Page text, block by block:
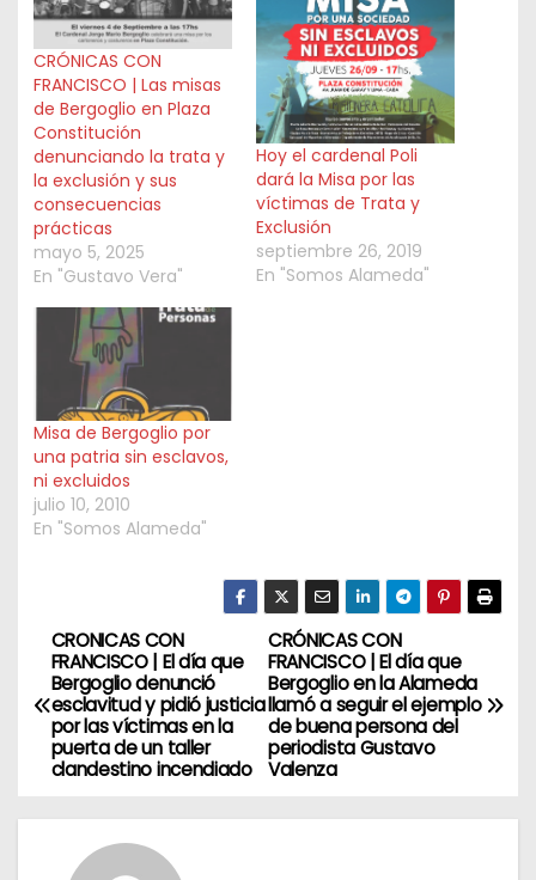
CRÓNICAS CON
FRANCISCO | Las misas
de Bergoglio en Plaza
Constitución
denunciando la trata y
la exclusión y sus
consecuencias
prácticas
mayo 5, 2025
En "Gustavo Vera"
Hoy el cardenal Poli
dará la Misa por las
víctimas de Trata y
Exclusión
septiembre 26, 2019
En "Somos Alameda"
Misa de Bergoglio por
una patria sin esclavos,
ni excluidos
julio 10, 2010
En "Somos Alameda"
N
a
v
CRÓNICAS CON
FRANCISCO | El día que
Bergoglio en la Alameda
llamó a seguir el ejemplo
de buena persona del
periodista Gustavo
Valenza
CRONICAS CON
FRANCISCO | El día que
Bergoglio denunció
esclavitud y pidió justicia
por las víctimas en la
puerta de un taller
clandestino incendiado